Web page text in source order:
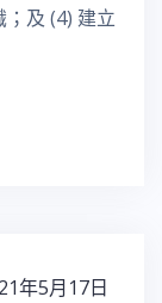
及 (4) 建立
年5月17日